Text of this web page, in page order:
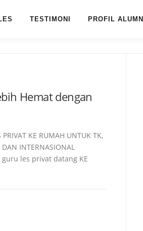
TESTIMONI PROFIL ALUMNI
Hemat dengan
PRIVAT KE RUMAH UNTUK TK,
INTERNASIONAL
les privat datang KE